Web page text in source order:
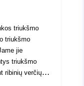
triukšmo
triukšmo
jie
triukšmo
ribinių verčių